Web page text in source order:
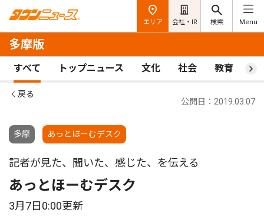
エリア 会社・IR 検索 Menu
多摩版
すべて トップニュース 文化 社会 教育 ス
戻る
多摩 あっとほーむデスク
公開日：2019.03.07
記者が見た、聞いた、感じた、を伝える
あっとほーむデスク
3月7日0:00更新